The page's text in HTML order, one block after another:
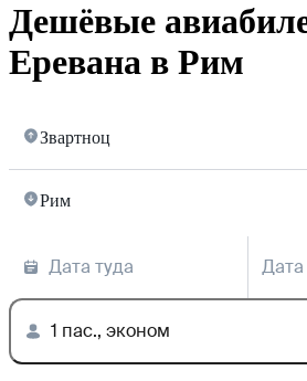
Дешёвые
Еревана в Рим
Звартноц
Рим
Дата туда Дата
1 пас., эконом